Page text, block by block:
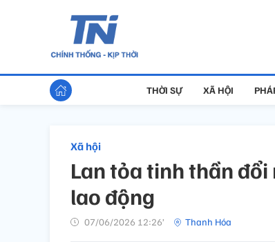
THỜI SỰ XÃ HỘI
Xã hội
Lan tỏa tinh thần
lao động
07/06/2026 12:26’ Thanh Hóa